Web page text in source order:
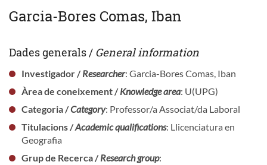
Garcia-Bores Comas, Iban
Dades generals / General information
Investigador /Researcher: Garcia-Bores Comas, Iban
Àrea de coneixement /Knowledge area: U(UPG)
Categoria /Category: Professor/a Associat/da Laboral
Titulacions /Academic qualifications: Llicenciatura en
Geografia
Grup de Recerca /Research group: